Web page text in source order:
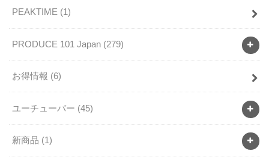
PEAKTIME (1)
PRODUCE 101 Japan (279)
お得情報 (6)
ユーチューバー (45)
新商品 (1)